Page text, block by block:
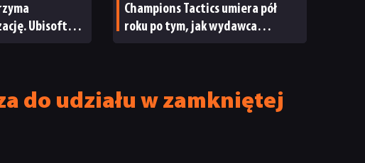
Ubisoft
Champions Tactics umiera pół
roku po tym, jak wydawca
do udziału w zamkniętej